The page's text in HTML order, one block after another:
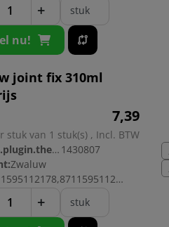
+ stuk
nu!
joint fix 310ml
7,39
stuk van 1 stuk(s) , Incl. BTW
dimerce.plugin.theme.productnr: 1430807
Zwaluw
8711595112178,8711595112185
+ stuk